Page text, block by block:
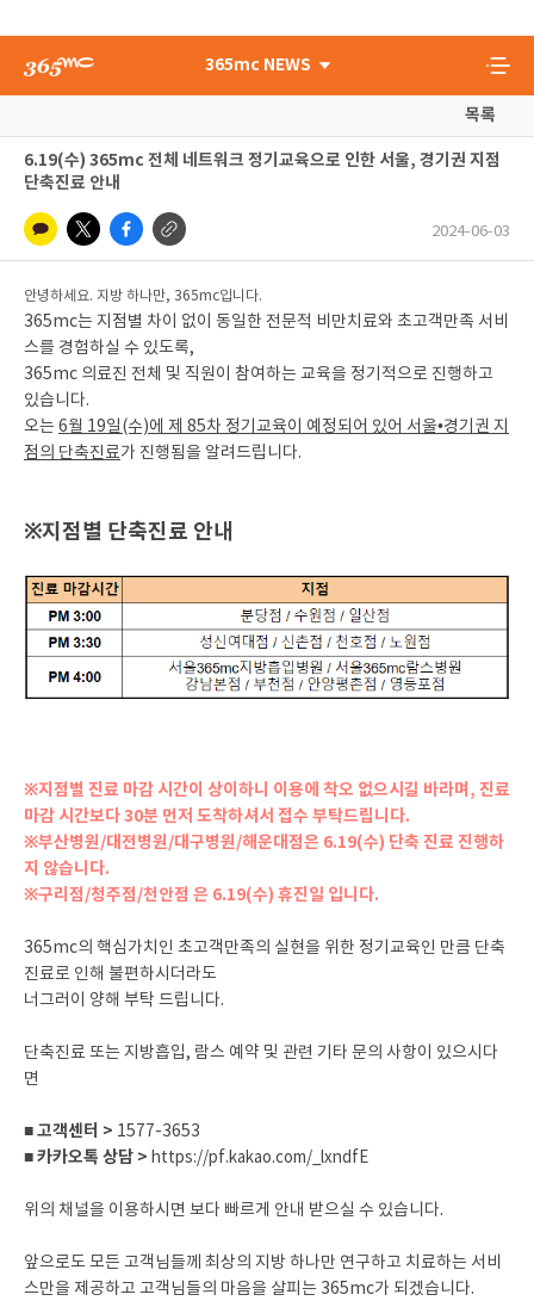
365mc NEWS
목록
6.19(수) 365mc 전체 네트워크 정기교육으로 인한 서울, 경기권 지점
단축진료 안내
2024-06-03
안녕하세요. 지방 하나만, 365mc입니다.
365mc는 지점별 차이 없이 동일한 전문적 비만치료와 초고객만족 서비
스를 경험하실 수 있도록,
365mc 의료진 전체 및 직원이 참여하는 교육을 정기적으로 진행하고
있습니다.
오는 6월 19일(수)에 제 85차 정기교육이 예정되어 있어 서울•경기권 지
점의 단축진료가 진행됨을 알려드립니다.
※지점별 단축진료 안내
※지점별 진료 마감 시간이 상이하니 이용에 착오 없으시길 바라며, 진료
마감 시간보다 30분 먼저 도착하셔서 접수 부탁드립니다.
※부산병원/대전병원/대구병원/해운대점은 6.19(수) 단축 진료 진행하
지 않습니다.
※구리점/청주점/천안점 은 6.19(수) 휴진일 입니다.
365mc의 핵심가치인 초고객만족의 실현을 위한 정기교육인 만큼 단축
진료로 인해 불편하시더라도
너그러이 양해 부탁 드립니다.
단축진료 또는 지방흡입, 람스 예약 및 관련 기타 문의 사항이 있으시다
면
■ 고객센터 > 1577-3653
■ 카카오톡 상담 > https://pf.kakao.com/_lxndfE
위의 채널을 이용하시면 보다 빠르게 안내 받으실 수 있습니다.
앞으로도 모든 고객님들께 최상의 지방 하나만 연구하고 치료하는 서비
스만을 제공하고 고객님들의 마음을 살피는 365mc가 되겠습니다.